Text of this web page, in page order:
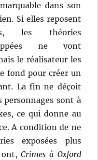
dans son
Si elles reposent
les théories
ne vont
le réalisateur les
fond pour créer un
La fin ne déçoit
personnages sont à
ce qui donne au
A condition de ne
exposées plus
ont, Crimes à Oxford